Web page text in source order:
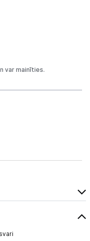
var mainīties.